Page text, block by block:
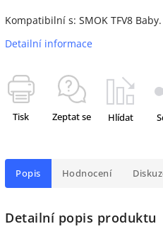
Kompatibilní s: SMOK TFV8
Detailní informace
Tisk Zeptat se Hlídat
Popis Hodnocení
Detailní popis produktu